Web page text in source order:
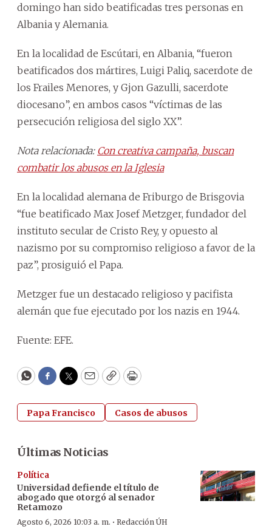
domingo han sido beatificadas tres personas en
Albania y Alemania.
En la localidad de Escútari, en Albania, “fueron
beatificados dos mártires, Luigi Paliq, sacerdote de
los Frailes Menores, y Gjon Gazulli, sacerdote
diocesano”, en ambos casos “víctimas de las
persecución religiosa del siglo XX”.
Nota relacionada: Con creativa campaña, buscan
combatir los abusos en la Iglesia
En la localidad alemana de Friburgo de Brisgovia
“fue beatificado Max Josef Metzger, fundador del
instituto secular de Cristo Rey, y opuesto al
nazismo por su compromiso religioso a favor de la
paz”, prosiguió el Papa.
Metzger fue un destacado religioso y pacifista
alemán que fue ejecutado por los nazis en 1944.
Fuente: EFE.
WhatsApp
Facebook
Twitter
EmailCopyPrint
Papa Francisco Casos de abusos
Últimas Noticias
Política
Universidad defiende el título de
abogado que otorgó al senador
Retamozo
Agosto 6, 2026 10:03 a. m. · Redacción ÚH